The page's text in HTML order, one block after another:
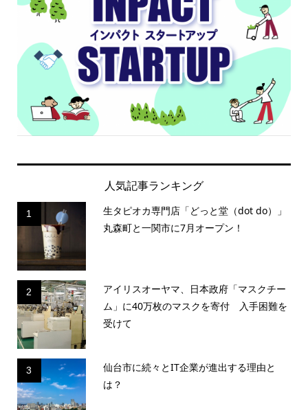
人気記事ランキング
1
生タピオカ専門店「どっと堂（dot do）」
丸森町と一関市に7月オープン！
2
アイリスオーヤマ、日本政府「マスクチー
ム」に40万枚のマスクを寄付 入手困難を
受けて
3
仙台市に続々とIT企業が進出する理由と
は？